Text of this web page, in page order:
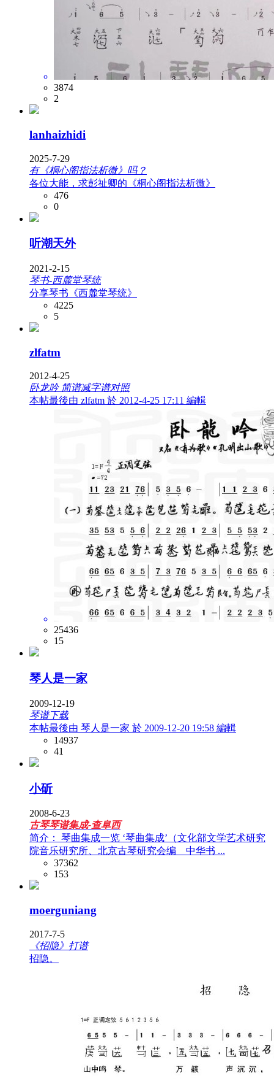
3874
2
lanhaizhidi
2025-7-29
有《桐心阁指法析微》吗？
各位大能，求彭祉卿的《桐心阁指法析微》
476
0
听潮天外
2021-2-15
琴书-西麓堂琴统
分享琴书《西麓堂琴统》
4225
5
zlfatm
2012-4-25
卧龙吟 简谱减字谱对照
本帖最後由 zlfatm 於 2012-4-25 17:11 編輯
25436
15
琴人是一家
2009-12-19
琴谱下载
本帖最後由 琴人是一家 於 2009-12-20 19:58 編輯
14937
41
小斫
2008-6-23
古琴琴谱集成-查阜西
简介： 琴曲集成一览 ‘琴曲集成’（文化部文学艺术研究
院音乐研究所、北京古琴研究会编 中华书 ...
37362
153
moerguniang
2017-7-5
《招隐》打谱
招隐。